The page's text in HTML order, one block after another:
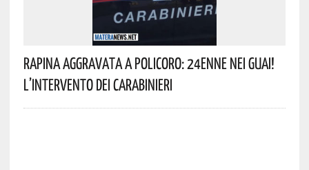
Rapina Aggravata A Policoro: 24enne Nei Guai!
L’intervento Dei Carabinieri